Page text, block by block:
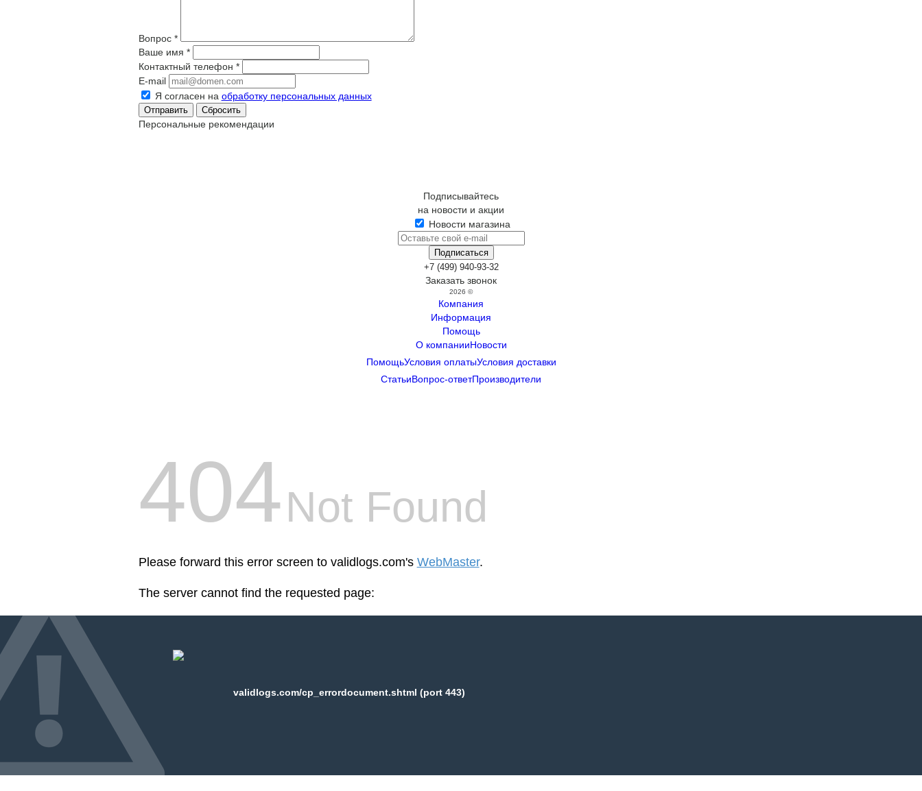
Вопрос *
Ваше имя *
Контактный телефон *
E-mail
Я согласен на обработку персональных данных
Сбросить
Персональные рекомендации
Подписывайтесь
на новости и акции
Новости магазина
+7 (499) 940-93-32
Заказать звонок
2026 ©
Компания
Информация
Помощь
О компанииНовости
ПомощьУсловия оплатыУсловия доставки
СтатьиВопрос-ответПроизводители
404Not Found
Please forward this error screen to validlogs.com's WebMaster.
The server cannot find the requested page:
validlogs.com/cp_errordocument.shtml (port 443)